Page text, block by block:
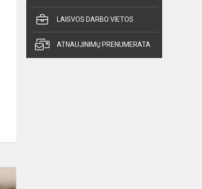
SU
LAISVOS DARBO VIETOS
ATNAUJINIMŲ PRENUMERATA